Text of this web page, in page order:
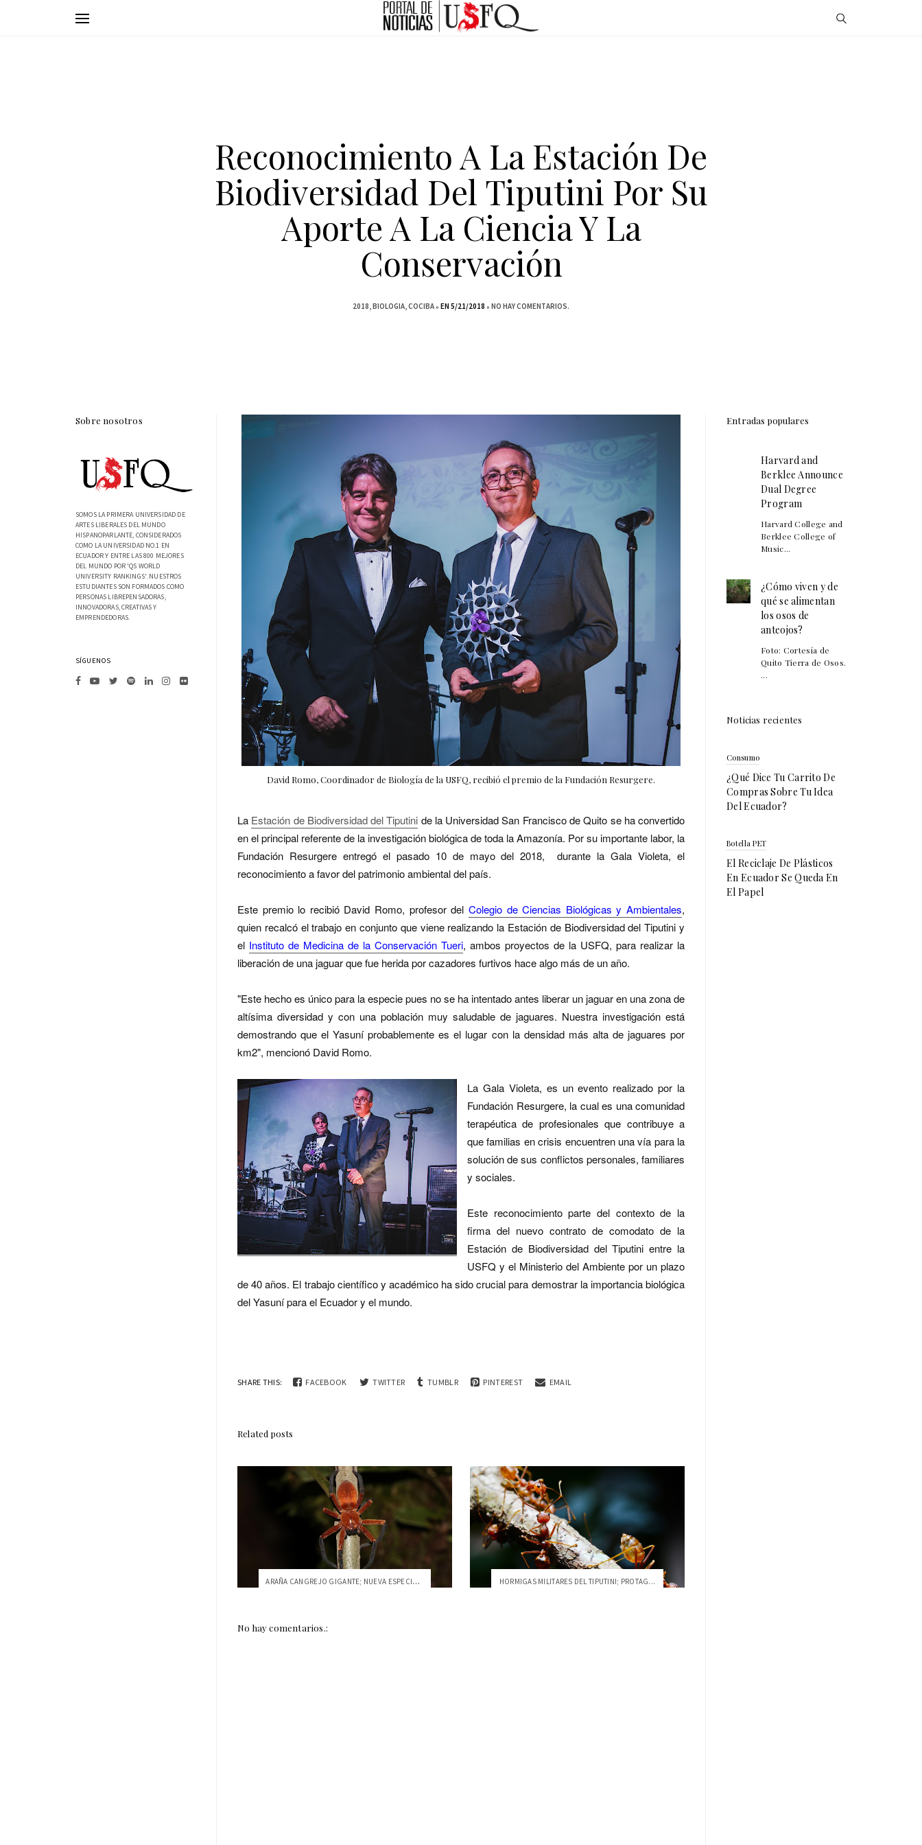
Reconocimiento A La Estación De
Biodiversidad Del Tiputini Por Su
Aporte A La Ciencia Y La
Conservación
2018 BIOLOGIA COCIBA EN 5/21/2018 NO HAY COMENTARIOS.
David Romo, Coordinador de Biología de la USFQ, recibió el premio de la Fundación Resurgere.
La Estación de Biodiversidad del Tiputini de la Universidad San Francisco de Quito se ha convertido
en el principal referente de la investigación biológica de toda la Amazonía. Por su importante labor, la
Fundación Resurgere entregó el pasado 10 de mayo del 2018, durante la Gala Violeta, el
reconocimiento a favor del patrimonio ambiental del país.
Este premio lo recibió David Romo, profesor del Colegio de Ciencias Biológicas y Ambientales,
quien recalcó el trabajo en conjunto que viene realizando la Estación de Biodiversidad del Tiputini y
el Instituto de Medicina de la Conservación Tueri, ambos proyectos de la USFQ, para realizar la
liberación de una jaguar que fue herida por cazadores furtivos hace algo más de un año.
"Este hecho es único para la especie pues no se ha intentado antes liberar un jaguar en una zona de
altísima diversidad y con una población muy saludable de jaguares. Nuestra investigación está
demostrando que el Yasuní probablemente es el lugar con la densidad más alta de jaguares por
km2", mencionó David Romo.
La Gala Violeta, es un evento realizado por la
Fundación Resurgere, la cual es una comunidad
terapéutica de profesionales que contribuye a
que familias en crisis encuentren una vía para la
solución de sus conflictos personales, familiares
y sociales.
Este reconocimiento parte del contexto de la
firma del nuevo contrato de comodato de la
Estación de Biodiversidad del Tiputini entre la
USFQ y el Ministerio del Ambiente por un plazo
de 40 años. El trabajo científico y académico ha sido crucial para demostrar la importancia biológica
del Yasuní para el Ecuador y el mundo.
SHARE THIS: FACEBOOK TWITTER TUMBLR PINTEREST EMAIL
Related posts
ARAÑA CANGREJO GIGANTE; NUEVA ESPECIE DE... HORMIGAS MILITARES DEL TIPUTINI; PROTAG...
No hay comentarios.:
Sobre nosotros
SOMOS LA PRIMERA UNIVERSIDAD DE
ARTES LIBERALES DEL MUNDO
HISPANOPARLANTE, CONSIDERADOS
COMO LA UNIVERSIDAD NO.1 EN
ECUADOR Y ENTRE LAS 800 MEJORES
DEL MUNDO POR 'QS WORLD
UNIVERSITY RANKINGS'. NUESTROS
ESTUDIANTES SON FORMADOS COMO
PERSONAS LIBREPENSADORAS,
INNOVADORAS, CREATIVAS Y
EMPRENDEDORAS.
SÍGUENOS
Entradas populares
Harvard and
Berklee Announce
Dual Degree
Program
Harvard College and
Berklee College of
Music...
¿Cómo viven y de
qué se alimentan
los osos de
anteojos?
Foto: Cortesía de
Quito Tierra de Osos.
...
Noticias recientes
Consumo
¿Qué Dice Tu Carrito De
Compras Sobre Tu Idea
Del Ecuador?
Botella PET
El Reciclaje De Plásticos
En Ecuador Se Queda En
El Papel